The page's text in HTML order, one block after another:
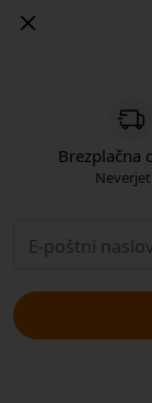
Brezplačna